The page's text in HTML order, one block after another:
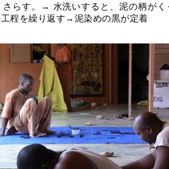
らす。→ 水洗いすると、泥の柄がく
程を繰り返す→泥染めの黒が定着